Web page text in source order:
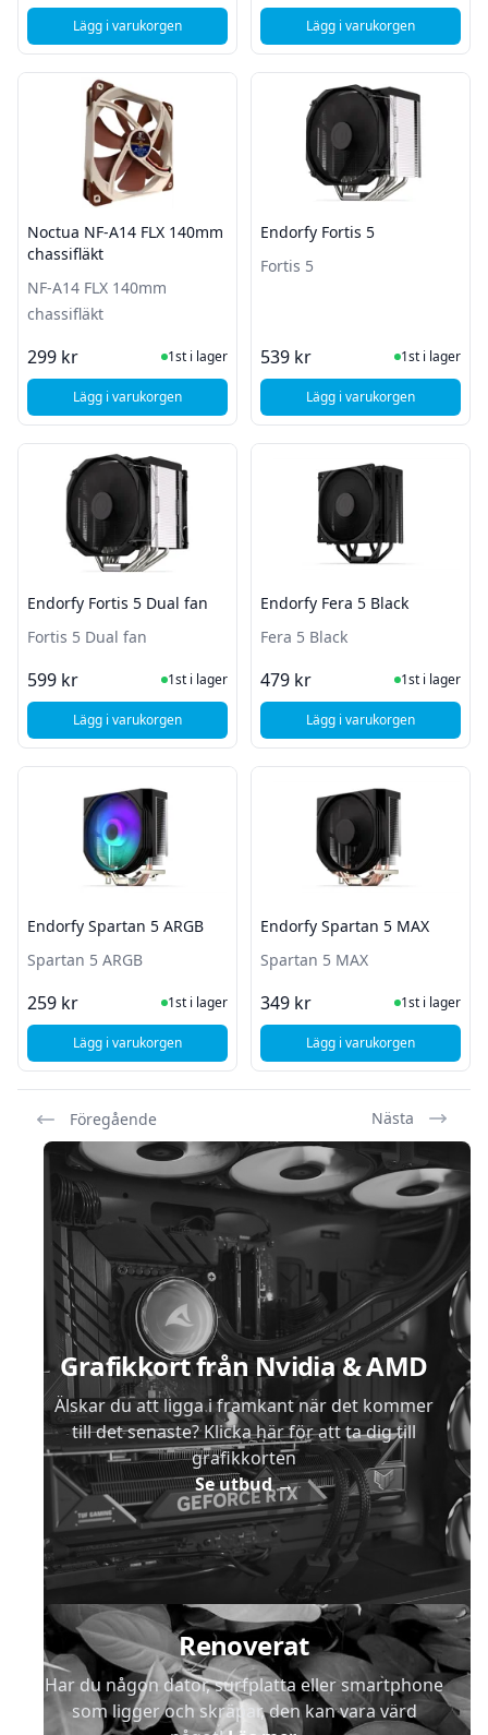
Lägg i varukorgen, Noctua NH-D15 chromax.blackLägg i varukorgen
, Cooler Master
Noctua NF-A14 FLX 140mm
chassifläkt
NF-A14 FLX 140mm
chassifläkt
299 kr I Lager
1st i lager
Lägg i varukorgen, Noctua NF-A14 FLX 140mm chassifläkt
Endorfy Fortis 5
Fortis 5
539 kr I Lager
1st i lager
Lägg i varukorgen
, Endorfy Fortis 5
Endorfy Fortis 5 Dual fan
Fortis 5 Dual fan
599 kr I Lager
1st i lager
Lägg i varukorgen, Endorfy Fortis 5 Dual fan
Endorfy Fera 5 Black
Fera 5 Black
479 kr I Lager
1st i lager
Lägg i varukorgen
, Endorfy Fera 5
Endorfy Spartan 5 ARGB
Spartan 5 ARGB
259 kr I Lager
1st i lager
Lägg i varukorgen, Endorfy Spartan 5 ARGB
Endorfy Spartan 5 MAX
Spartan 5 MAX
349 kr I Lager
1st i lager
Lägg i varukorgen, Endorfy Spartan 5
Föregående Nästa
Grafikkort från Nvidia & AMD
Älskar du att ligga i framkant när det kommer
till det senaste? Klicka här för att ta dig till
grafikkorten
Se utbud→
Renoverat
Har du någon dator, surfplatta eller smartphone
som ligger och skräpar, den kan vara värd